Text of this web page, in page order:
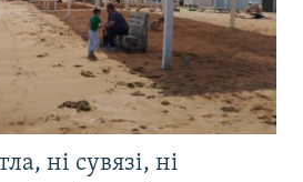
ні сувязі, ні